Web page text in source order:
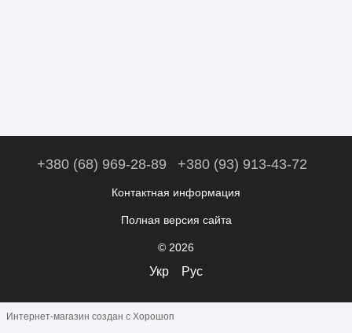
+380 (68) 969-28-89 +380 (93) 913-43-72
Контактная информация
Полная версия сайта
© 2026
Укр Рус
Интернет-магазин создан с Хорошоп